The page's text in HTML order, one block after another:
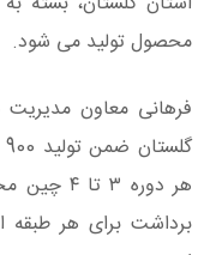
محصول تولید می شود.
فرهانی معاون مدیریت
هر دوره